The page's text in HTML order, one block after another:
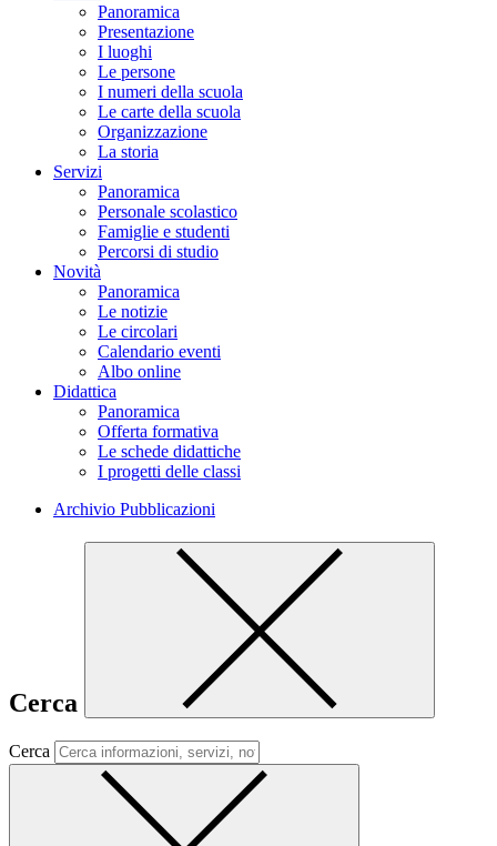
Panoramica
Presentazione
I luoghi
Le persone
I numeri della scuola
Le carte della scuola
Organizzazione
La storia
Servizi
Panoramica
Personale scolastico
Famiglie e studenti
Percorsi di studio
Novità
Panoramica
Le notizie
Le circolari
Calendario eventi
Albo online
Didattica
Panoramica
Offerta formativa
Le schede didattiche
I progetti delle classi
Archivio Pubblicazioni
Cerca
Cerca